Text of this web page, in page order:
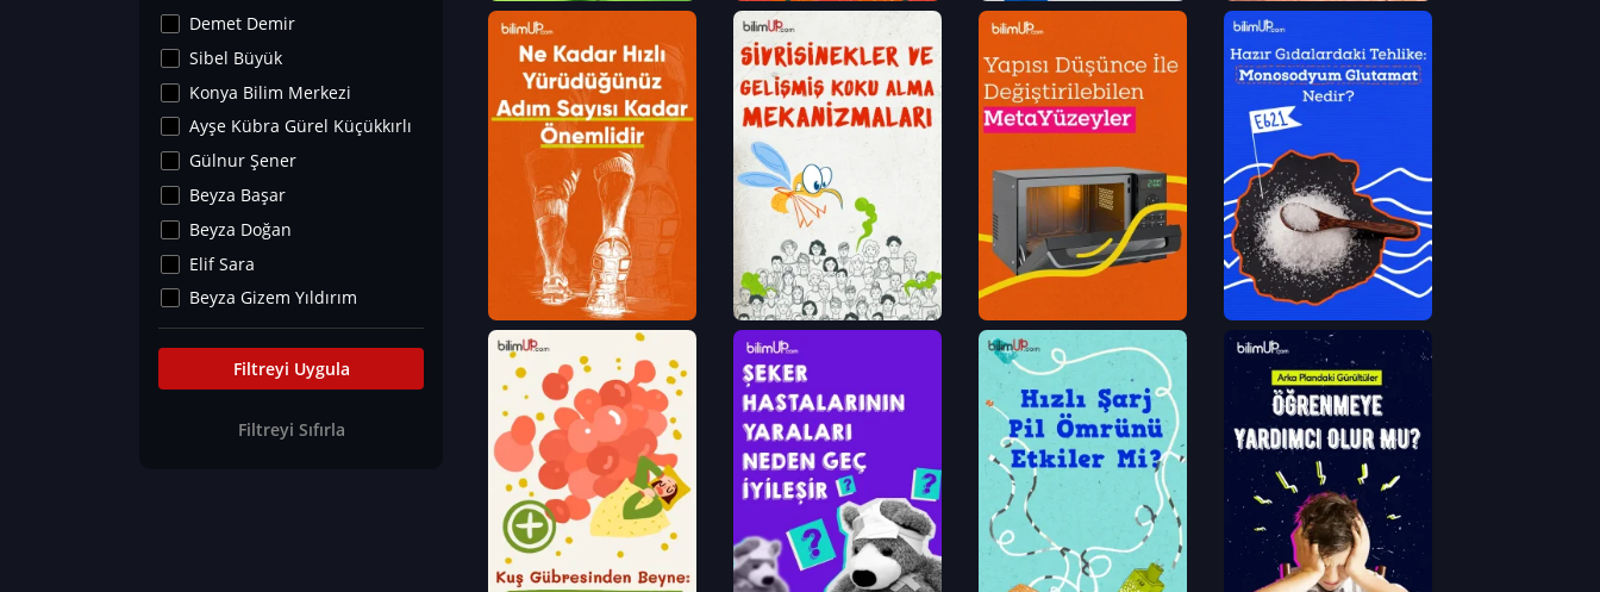
Astronomi ve Uzay
Noroloji
Matematik
Teknoloji
İklim Değişikliği
Arkeoloji
Kültür&Sanat
Yaşam Tavsiyeleri
Merakoloji
Eğitim Bilimleri
Demet Demir
Sibel Büyük
Konya Bilim Merkezi
Ayşe Kübra Gürel Küçükkırlı
Gülnur Şener
Beyza Başar
Beyza Doğan
Elif Sara
Beyza Gizem Yıldırım
İlknur İyigökler
Büşra Elif Kıvrak
Can TORUN
Filtreyi Uygula
Filtreyi Sıfırla